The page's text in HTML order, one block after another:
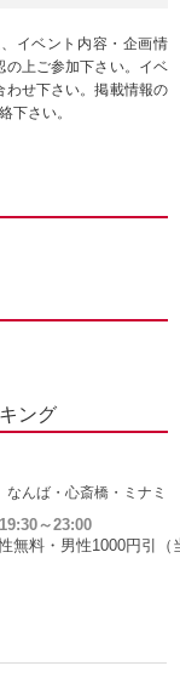
イベント内容・企画情
の上ご参加下さい。イベ
わせ下さい。掲載情報の
下さい。
ング
なんば・心斎橋・ミナミ
19:30～23:00
無料・男性1000円引（